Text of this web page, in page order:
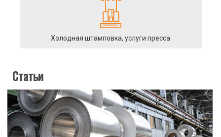
Холодная штамповка, услуги пресса
Статьи